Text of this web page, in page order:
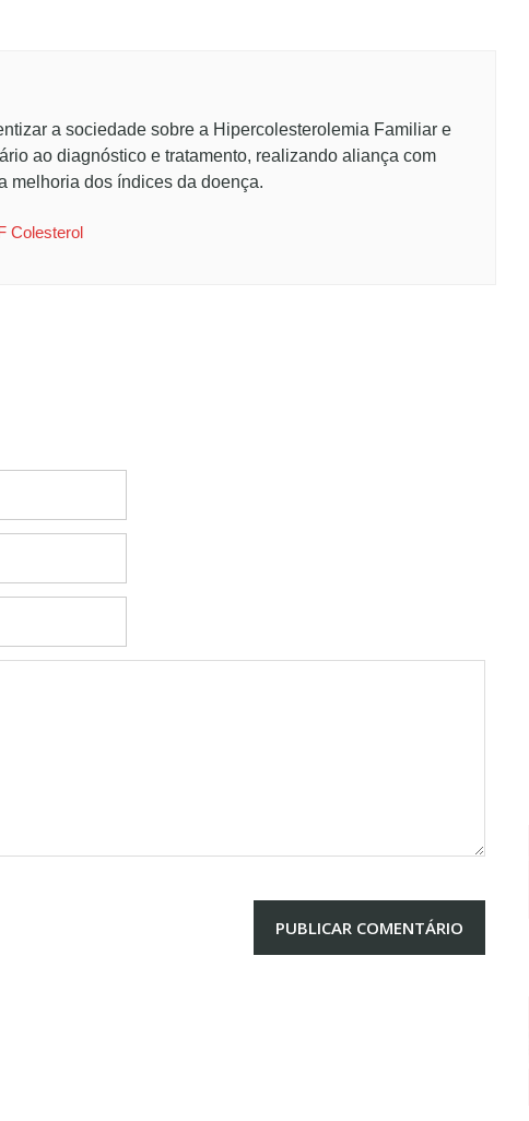
a sociedade sobre a Hipercolesterolemia Familiar e
ao diagnóstico e tratamento, realizando aliança com
melhoria dos índices da doença.
Colesterol